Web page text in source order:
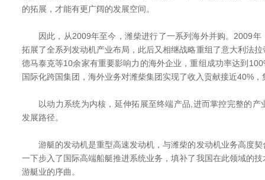
的拓展，才能有更广阔的发展空间。
因此，从2009年至今，潍柴进行了一系列海外并购。2009年
拓展了全系列发动机产业布局，此后又相继战略重组了意大利法
德马泰克等10余家有重要影响力的海外企业，重组成功率达到
国际化跨国集团，海外业务对潍柴集团实现了收入贡献接近40%
以动力系统为内核，延伸拓展至终端产品,进而掌控完整的产
发展路径。
游艇的发动机是重型高速发动机，与潍柴的发动机业务高度契
一下步入了国际高端船艇推进系统业务，填补了我国在此领域的
游艇业的序曲。